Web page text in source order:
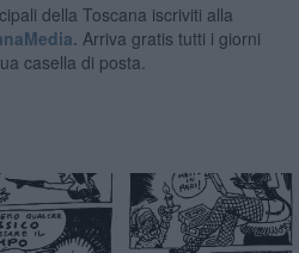
della Toscana iscriviti alla
Arriva gratis tutti i giorni
casella di posta.